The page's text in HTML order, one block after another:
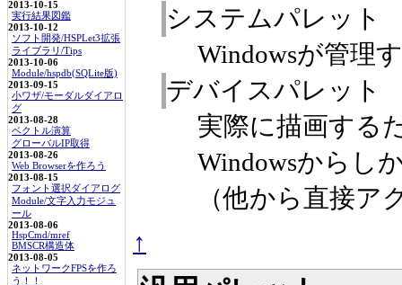
2013-10-15
実行結果図鑑
2013-10-12
ソフト開発/HSPLet3拡張
ライブラリ/Tips
2013-10-06
Module/hspdb(SQLite版)
2013-09-15
小ワザ/モーダルダイアロ
グ
2013-08-28
ベクトル演算
グローバルIP取得
2013-08-26
Web Browserを作ろう
2013-08-15
フォント選択ダイアログ
Module/文字入力モジュ
ール
2013-08-06
HspCmd/mref
BMSCR構造体
2013-08-05
ネットワークFPSを作ろ
う！！
システムパレット
Windowsが管理
デバイスパレット
実際に描画する
Windowsからし
（他から直接
↑